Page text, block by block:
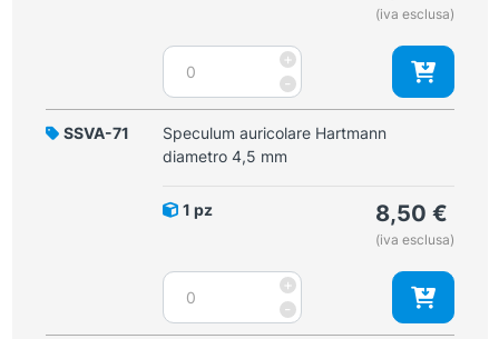
(iva esclusa)
-
Speculum
auricolare
Hartmann
diametro
3,0
+
SSVA-71
Speculum auricolare Hartmann
diametro 4,5 mm
1 pz 8,50 €
(iva esclusa)
-
Speculum
auricolare
Hartmann
+